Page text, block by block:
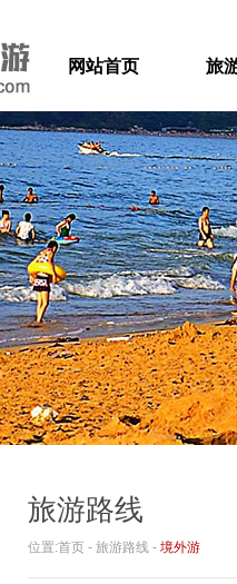
网站首页 旅
旅游路线
位置:首页 - 旅游路线 - 境外游